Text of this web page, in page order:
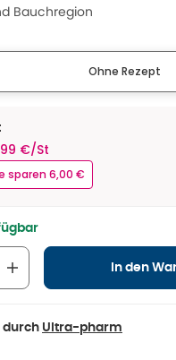
Bauchregion
Ohne Rezept
€/St
sparen 6,00 €
In den
durch Ultra-pharm